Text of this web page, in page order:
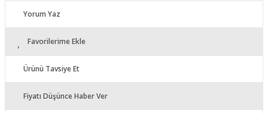
Yorum Yaz
Favorilerime Ekle
Ürünü Tavsiye Et
Fiyatı Düşünce Haber Ver